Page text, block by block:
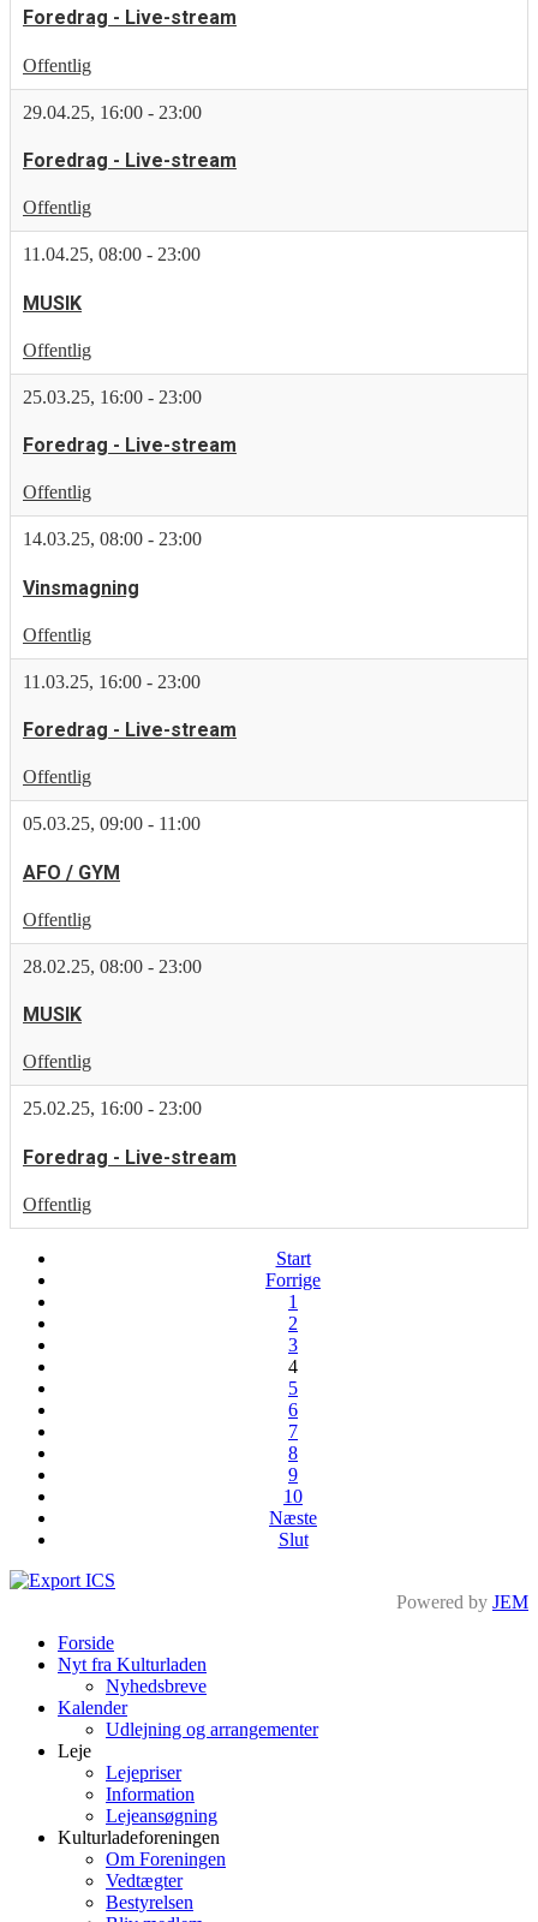
Foredrag - Live-stream
Offentlig
29.04.25, 16:00 - 23:00
Foredrag - Live-stream
Offentlig
11.04.25, 08:00 - 23:00
MUSIK
Offentlig
25.03.25, 16:00 - 23:00
Foredrag - Live-stream
Offentlig
14.03.25, 08:00 - 23:00
Vinsmagning
Offentlig
11.03.25, 16:00 - 23:00
Foredrag - Live-stream
Offentlig
05.03.25, 09:00 - 11:00
AFO / GYM
Offentlig
28.02.25, 08:00 - 23:00
MUSIK
Offentlig
25.02.25, 16:00 - 23:00
Foredrag - Live-stream
Offentlig
Start
Forrige
1
2
3
4
5
6
7
8
9
10
Næste
Slut
Powered by JEM
Forside
Nyt fra Kulturladen
Nyhedsbreve
Kalender
Udlejning og arrangementer
Leje
Lejepriser
Information
Lejeansøgning
Kulturladeforeningen
Om Foreningen
Vedtægter
Bestyrelsen